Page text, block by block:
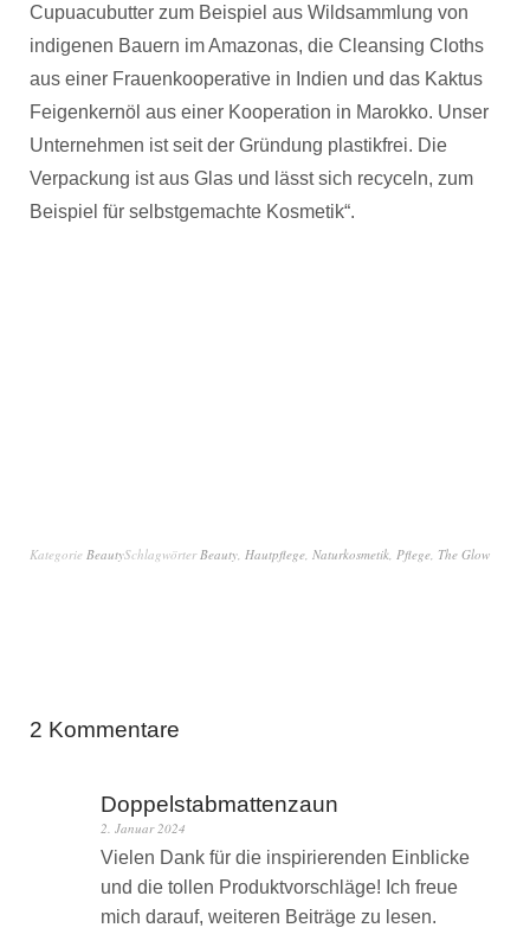
Cupuacubutter zum Beispiel aus Wildsammlung von
indigenen Bauern im Amazonas, die Cleansing Cloths
aus einer Frauenkooperative in Indien und das Kaktus
Feigenkernöl aus einer Kooperation in Marokko. Unser
Unternehmen ist seit der Gründung plastikfrei. Die
Verpackung ist aus Glas und lässt sich recyceln, zum
Beispiel für selbstgemachte Kosmetik“.
Kategorie BeautySchlagwörterBeauty, Hautpflege, Naturkosmetik, Pflege, The Glow
2 Kommentare
Doppelstabmattenzaun
2. Januar 2024
Vielen Dank für die inspirierenden Einblicke
und die tollen Produktvorschläge! Ich freue
mich darauf, weiteren Beiträge zu lesen.